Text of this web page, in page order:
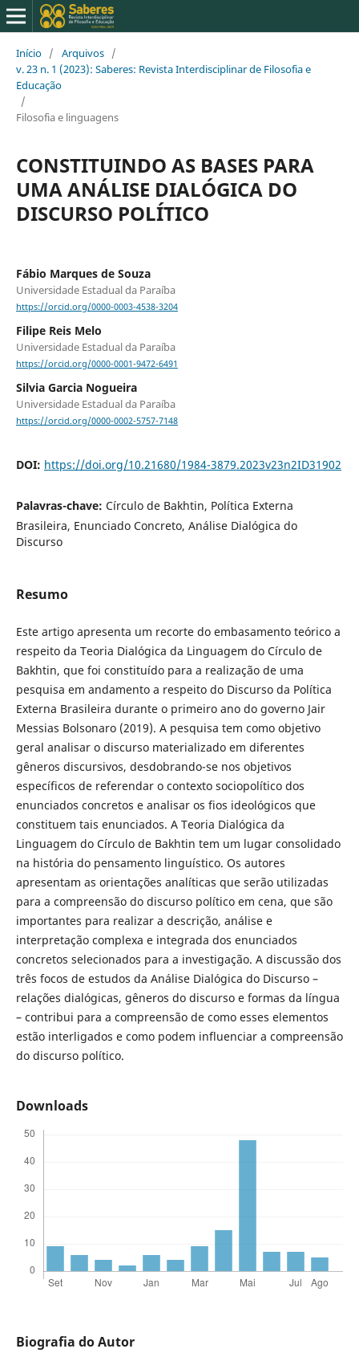
Início / Arquivos /
v. 23 n. 1 (2023): Saberes: Revista Interdisciplinar de Filosofia e
Educação
/
Filosofia e linguagens
CONSTITUINDO AS BASES PARA
UMA ANÁLISE DIALÓGICA DO
DISCURSO POLÍTICO
Fábio Marques de Souza
Universidade Estadual da Paraíba
https://orcid.org/0000-0003-4538-3204
Filipe Reis Melo
Universidade Estadual da Paraíba
https://orcid.org/0000-0001-9472-6491
Silvia Garcia Nogueira
Universidade Estadual da Paraíba
https://orcid.org/0000-0002-5757-7148
DOI: https://doi.org/10.21680/1984-3879.2023v23n2ID31902
Palavras-chave: Círculo de Bakhtin, Política Externa
Brasileira, Enunciado Concreto, Análise Dialógica do
Discurso
Resumo
Este artigo apresenta um recorte do embasamento teórico a
respeito da Teoria Dialógica da Linguagem do Círculo de
Bakhtin, que foi constituído para a realização de uma
pesquisa em andamento a respeito do Discurso da Política
Externa Brasileira durante o primeiro ano do governo Jair
Messias Bolsonaro (2019). A pesquisa tem como objetivo
geral analisar o discurso materializado em diferentes
gêneros discursivos, desdobrando-se nos objetivos
específicos de referendar o contexto sociopolítico dos
enunciados concretos e analisar os fios ideológicos que
constituem tais enunciados. A Teoria Dialógica da
Linguagem do Círculo de Bakhtin tem um lugar consolidado
na história do pensamento linguístico. Os autores
apresentam as orientações analíticas que serão utilizadas
para a compreensão do discurso político em cena, que são
importantes para realizar a descrição, análise e
interpretação complexa e integrada dos enunciados
concretos selecionados para a investigação. A discussão dos
três focos de estudos da Análise Dialógica do Discurso –
relações dialógicas, gêneros do discurso e formas da língua
– contribui para a compreensão de como esses elementos
estão interligados e como podem influenciar a compreensão
do discurso político.
Downloads
Biografia do Autor